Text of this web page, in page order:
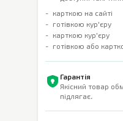
карткою на сайті
готівкою кур'єру
карткою кур'єру
готівкою або
Гарантія
Якісний товар
підлягає.